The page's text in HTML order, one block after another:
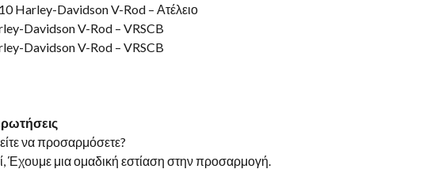
Harley-Davidson V-Rod – Ατέλειο
Davidson V-Rod – VRSCB
Davidson V-Rod – VRSCB
να προσαρμόσετε?
Έχουμε μια ομαδική εστίαση στην προσαρμογή.